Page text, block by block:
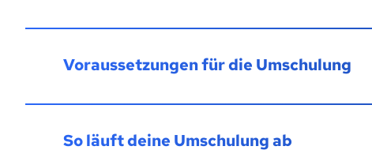
Voraussetzungen für die Umschulung
So läuft deine Umschulung ab